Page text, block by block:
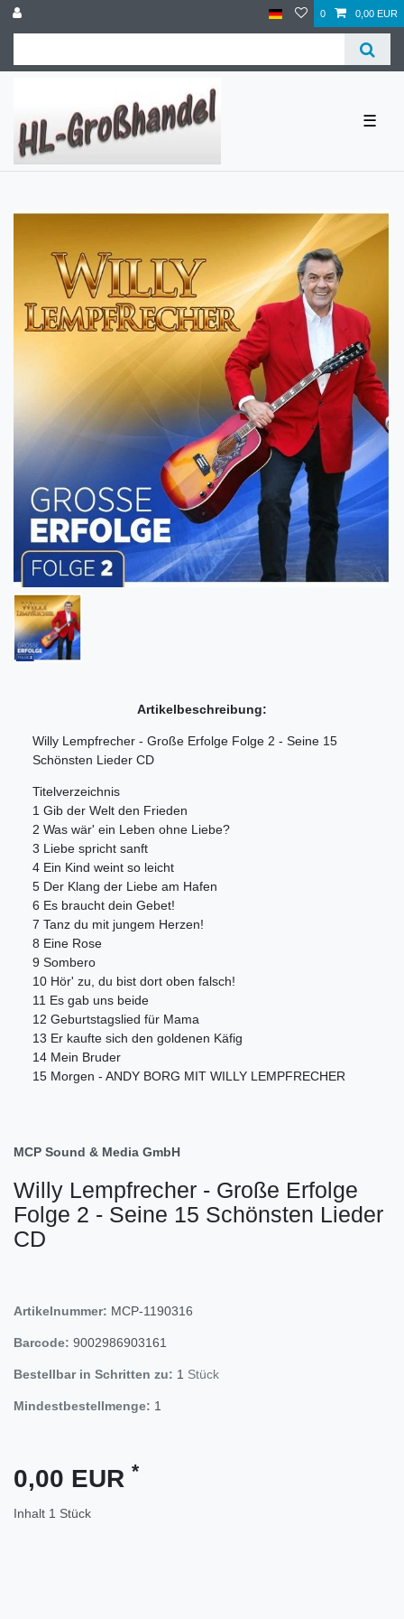
0 0,00 EUR
☰
Artikelbeschreibung:
Willy Lempfrecher - Große Erfolge Folge 2 - Seine 15
Schönsten Lieder CD
Titelverzeichnis
1 Gib der Welt den Frieden
2 Was wär' ein Leben ohne Liebe?
3 Liebe spricht sanft
4 Ein Kind weint so leicht
5 Der Klang der Liebe am Hafen
6 Es braucht dein Gebet!
7 Tanz du mit jungem Herzen!
8 Eine Rose
9 Sombero
10 Hör' zu, du bist dort oben falsch!
11 Es gab uns beide
12 Geburtstagslied für Mama
13 Er kaufte sich den goldenen Käfig
14 Mein Bruder
15 Morgen - ANDY BORG MIT WILLY LEMPFRECHER
MCP Sound & Media GmbH
Willy Lempfrecher - Große Erfolge
Folge 2 - Seine 15 Schönsten Lieder
CD
Artikelnummer: MCP-1190316
Barcode: 9002986903161
Bestellbar in Schritten zu: 1 Stück
Mindestbestellmenge: 1
0,00 EUR *
Inhalt 1 Stück